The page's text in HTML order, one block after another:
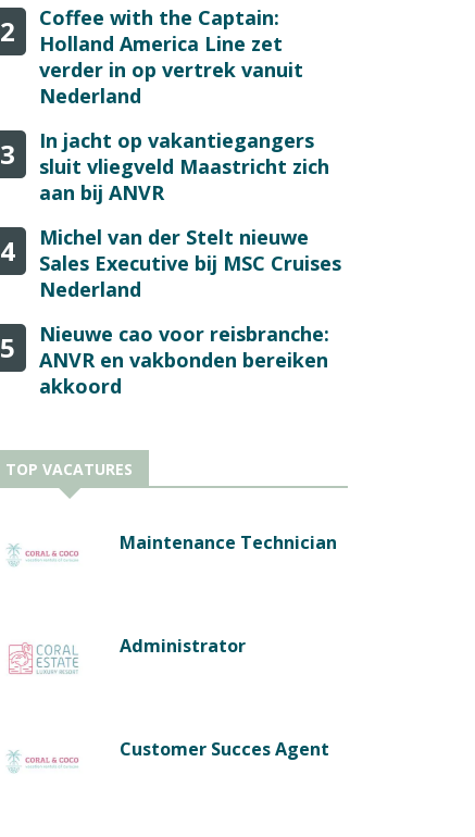
2
Coffee with the Captain:
Holland America Line zet
verder in op vertrek vanuit
Nederland
3
In jacht op vakantiegangers
sluit vliegveld Maastricht zich
aan bij ANVR
4
Michel van der Stelt nieuwe
Sales Executive bij MSC Cruises
Nederland
5
Nieuwe cao voor reisbranche:
ANVR en vakbonden bereiken
akkoord
TOP VACATURES
Maintenance Technician
Administrator
Customer Succes Agent